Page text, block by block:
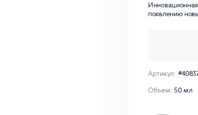
появлению
Артикул:
Объем: 50 мл